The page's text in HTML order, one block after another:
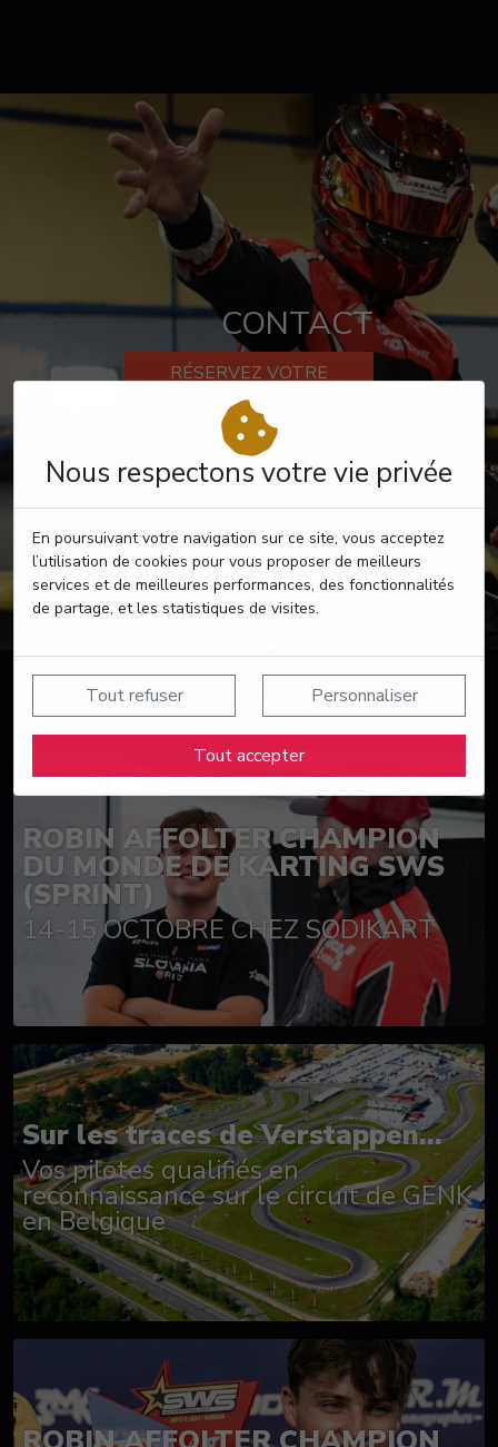
Nous respectons votre vie privée
En poursuivant votre navigation sur ce site, vous acceptez
l’utilisation de cookies pour vous proposer de meilleurs
services et de meilleures performances, des fonctionnalités
de partage, et les statistiques de visites.
Tout refuser Personnaliser
Tout accepter
CONTACT
RÉSERVEZ VOTRE
PASSAGE
Suivez nos actualités
ROBIN AFFOLTER CHAMPION
DU MONDE DE KARTING SWS
(SPRINT)
14-15 OCTOBRE CHEZ SODIKART
Sur les traces de Verstappen...
Vos pilotes qualifiés en
reconnaissance sur le circuit de GENK
en Belgique